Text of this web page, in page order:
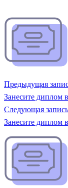
Предыдущая
Занесите диплом
Следующая запись
Занесите диплом